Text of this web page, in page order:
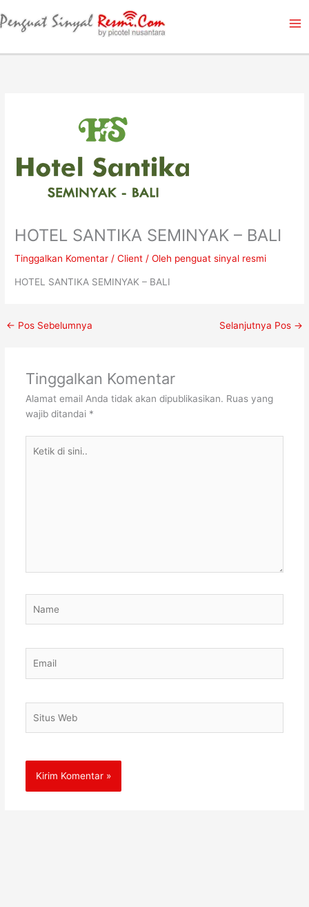
ke
HOTEL SANTIKA SEMINYAK – BALI
Tinggalkan Komentar /Client / Oleh penguat sinyal resmi
HOTEL SANTIKA SEMINYAK – BALI
← Pos Sebelumnya Selanjutnya Pos →
Tinggalkan Komentar
Alamat email Anda tidak akan dipublikasikan. Ruas yang
wajib ditandai *
Web